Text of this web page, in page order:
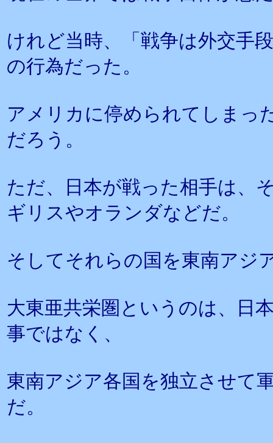
けれど当時、「戦争は外交手
の行為だった。
アメリカに停められてしまっ
だろう。
ただ、日本が戦った相手は、
ギリスやオランダなどだ。
そしてそれらの国を東南アジ
大東亜共栄圏というのは、日
事ではなく、
東南アジア各国を独立させて
だ。